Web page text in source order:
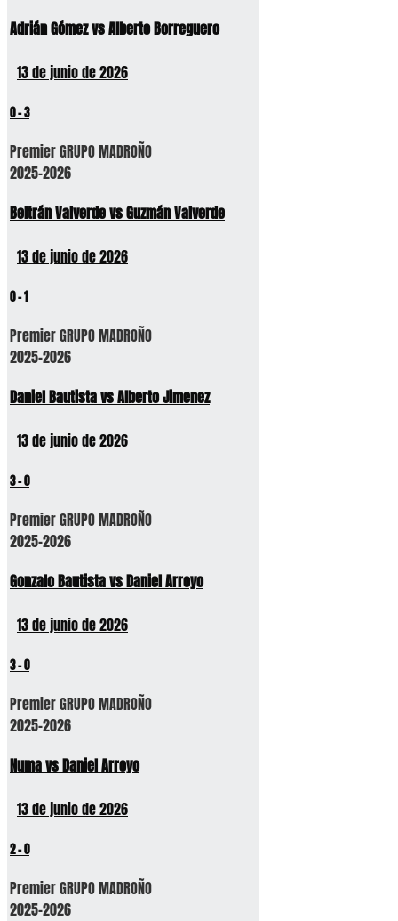
Adrián Gómez vs Alberto Borreguero
13 de junio de 2026
0-3
Premier GRUPO MADROÑO
2025-2026
Beltrán Valverde vs Guzmán Valverde
13 de junio de 2026
0-1
Premier GRUPO MADROÑO
2025-2026
Daniel Bautista vs Alberto Jimenez
13 de junio de 2026
3-0
Premier GRUPO MADROÑO
2025-2026
Gonzalo Bautista vs Daniel Arroyo
13 de junio de 2026
3-0
Premier GRUPO MADROÑO
2025-2026
Numa vs Daniel Arroyo
13 de junio de 2026
2-0
Premier GRUPO MADROÑO
2025-2026